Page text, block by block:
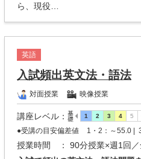
ら、現役…
英語
入試頻出英文法・語法
対面授業 映像授業
講座レベル ：
●受講の目安偏差値 1・2：～55.0 |
授業時間
： 90分授業×週1回